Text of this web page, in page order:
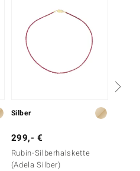
Silber
299,- €
Rubin-Silberhalskette
(Adela Silber)